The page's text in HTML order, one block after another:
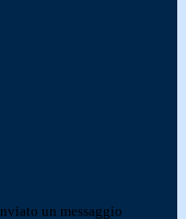
un messaggio